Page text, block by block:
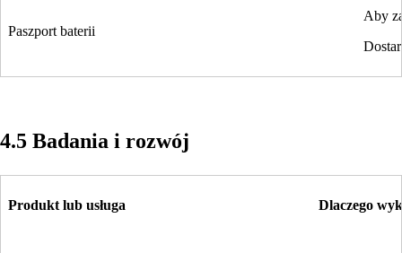
Paszport baterii
Aby
4.5 Badania i rozwój
Produkt lub usługa Dlaczego